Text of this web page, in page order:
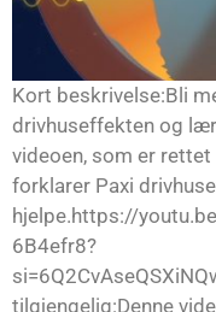
Kort beskrivelse:Bli
drivhuseffekten og
videoen, som er
forklarer Paxi
hjelpe.https://
6B4efr8?
tilgjengelig:Denne